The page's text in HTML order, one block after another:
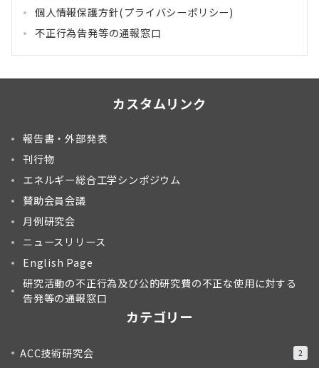
個人情報保護方針(プライバシーポリシー)
不正行為告発等の通報窓口
カスタムリンク
報告書・外部発表
刊行物
エネルギー総合工学シンポジウム
賛助会員会議
月例研究会
ニュースリリース
English Page
研究活動の不正行為及び公的研究費の不正な使用に対する
告発等の通報窓口
カテゴリー
ACC技術研究会 2